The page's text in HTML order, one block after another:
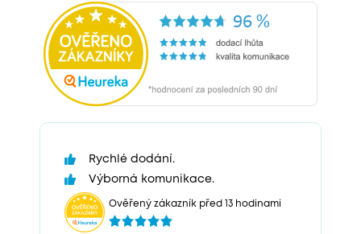
Rychlé dodání.
Výborná komunikace.
Ověřený zákazník před 13 hodinami